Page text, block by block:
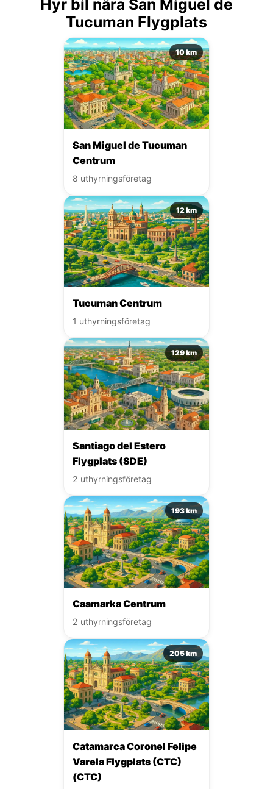
Hyr bil nära San Miguel de
Tucuman Flygplats
10 km
San Miguel de Tucuman
Centrum
8 uthyrningsföretag
12 km
Tucuman Centrum
1 uthyrningsföretag
129 km
Santiago del Estero
Flygplats (SDE)
2 uthyrningsföretag
193 km
Caamarka Centrum
2 uthyrningsföretag
205 km
Catamarca Coronel Felipe
Varela Flygplats (CTC)
(CTC)